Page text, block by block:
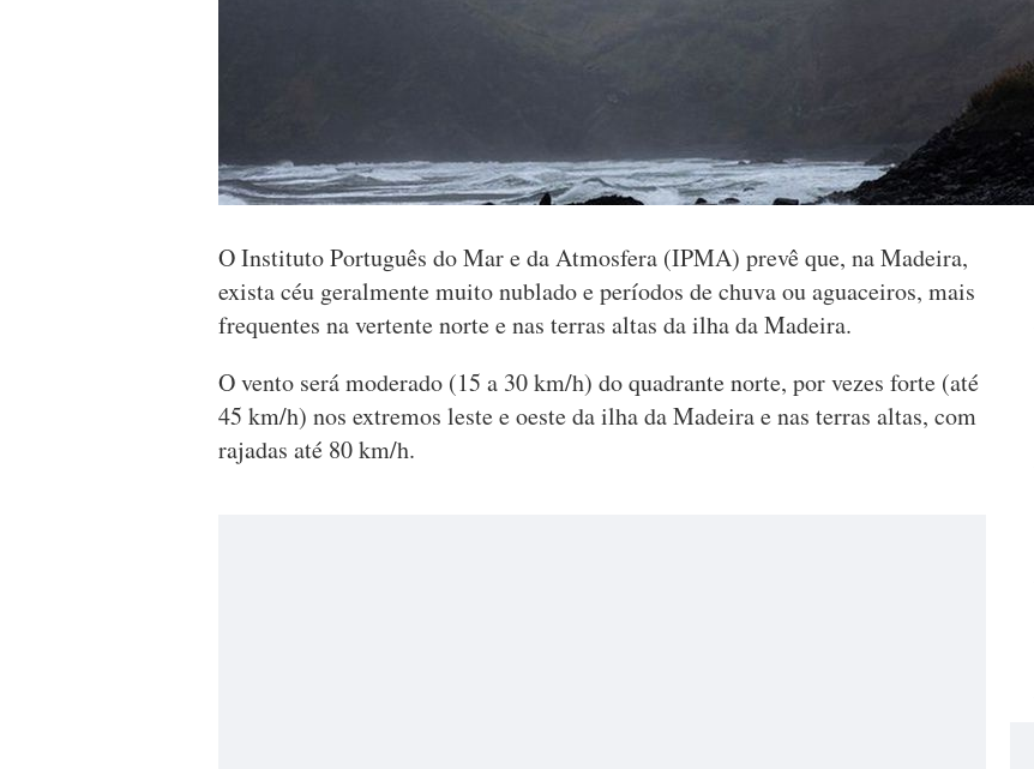
O Instituto Português do Mar e da Atmosfera (IPMA) prevê que, na Madeira,
exista céu geralmente muito nublado e períodos de chuva ou aguaceiros, mais
frequentes na vertente norte e nas terras altas da ilha da Madeira.
O vento será moderado (15 a 30 km/h) do quadrante norte, por vezes forte (até
45 km/h) nos extremos leste e oeste da ilha da Madeira e nas terras altas, com
rajadas até 80 km/h.